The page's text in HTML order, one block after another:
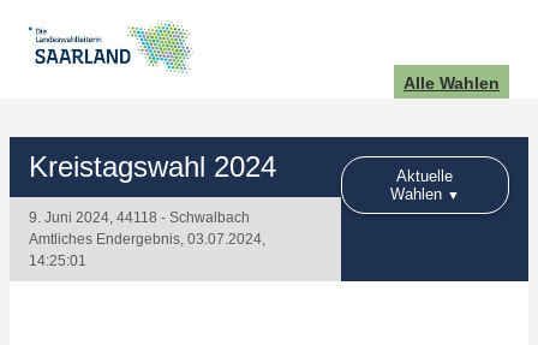
Alle Wahlen
Kreistagswahl 2024
9. Juni 2024, 44118 - Schwalbach
Amtliches Endergebnis, 03.07.2024,
14:25:01
Aktuelle
Wahlen